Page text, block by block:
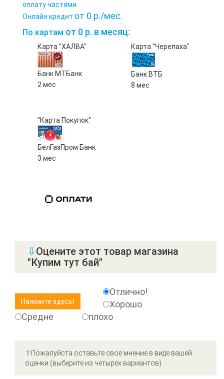
оплату частями
Онлайн кредит от 0 р./мес.
По картам от 0 р. в месяц:
Карта "ХАЛВА"
Банк МТБанк
2 мес
Карта "Черепаха"
Банк ВТБ
8 мес
"Карта Покупок"
БелГазПром Банк
3 мес
⇩ Оцените этот товар магазина
"Купим тут бай"
Отлично!
Хорошо
Средне
плохо
⇧ Пожалуйста оставьте своё мнение в виде вашей
оценки (выберите из четырёх вариантов).